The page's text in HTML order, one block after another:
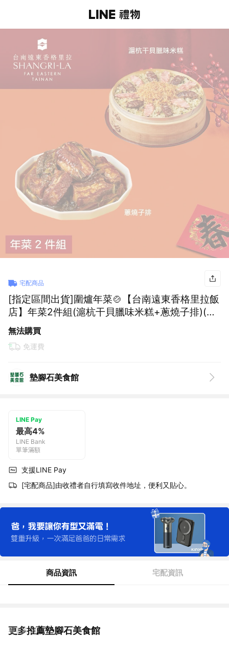
宅配商品
[指定區間出貨]圍爐年菜🍲【台南遠東香格里拉飯
店】年菜2件組(滬杭干貝臘味米糕+蔥燒子排)(含
運)【墊腳石】
無法購買
免運費
墊腳石美食館
LINE Pay
最高4%
LINE Bank
單筆滿額
支援LINE Pay
[宅配商品]由收禮者自行填寫收件地址，便利又貼心。
商品資訊 宅配資訊
更多推薦墊腳石美食館
看更多